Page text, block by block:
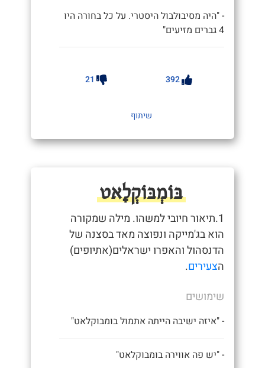
- "היה מסיבולבול היסטרי. על כל בחורה היו
4 גברים מזיעים"
392
21
שיתוף
בּוֹמְבּוֹקְלָאט
1.תיאור חיובי למשהו. מילה שמקורה
הוא בג'מייקה ונפוצה מאד בסצנה של
הדנסהול והאפרו ישראלים(אתיופים)
הצעירים.
שימושים
- "איזה ישיבה הייתה אתמול בומבוקלאט"
- "יש פה אווירה בומבוקלאט"